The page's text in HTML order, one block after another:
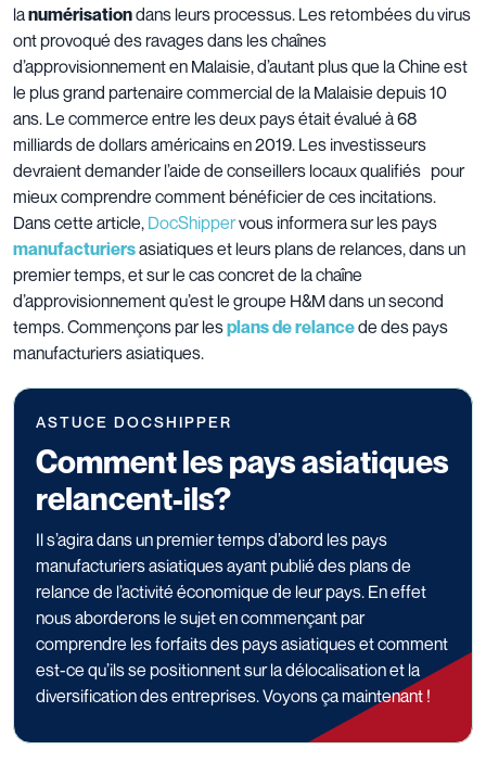
lanumérisationdans leurs processus. Les retombées du virus
ont provoqué des ravages dans les chaînes
d’approvisionnement en Malaisie, d’autant plus que la Chine est
le plus grand partenaire commercial de la Malaisie depuis 10
ans. Le commerce entre les deux pays était évalué à 68
milliards de dollars américains en 2019. Les investisseurs
devraient demander l’aide de conseillers locaux qualifiés pour
mieux comprendre comment bénéficier de ces incitations.
Dans cette article, DocShippervous informera sur les pays
manufacturiersasiatiques et leurs plans de relances, dans un
premier temps, et sur le cas concret de la chaîne
d’approvisionnement qu’est le groupe H&M dans un second
temps. Commençons par lesplans de relancede des pays
manufacturiers asiatiques.
ASTUCE DOCSHIPPER
Comment les pays asiatiques
relancent-ils?
Il s’agira dans un premier temps d’abord les pays
manufacturiers asiatiques ayant publié des plans de
relance de l’activité économique de leur pays. En effet
nous aborderons le sujet en commençant par
comprendre les forfaits des pays asiatiques et comment
est-ce qu’ils se positionnent sur la délocalisation et la
diversification des entreprises. Voyons ça maintenant !